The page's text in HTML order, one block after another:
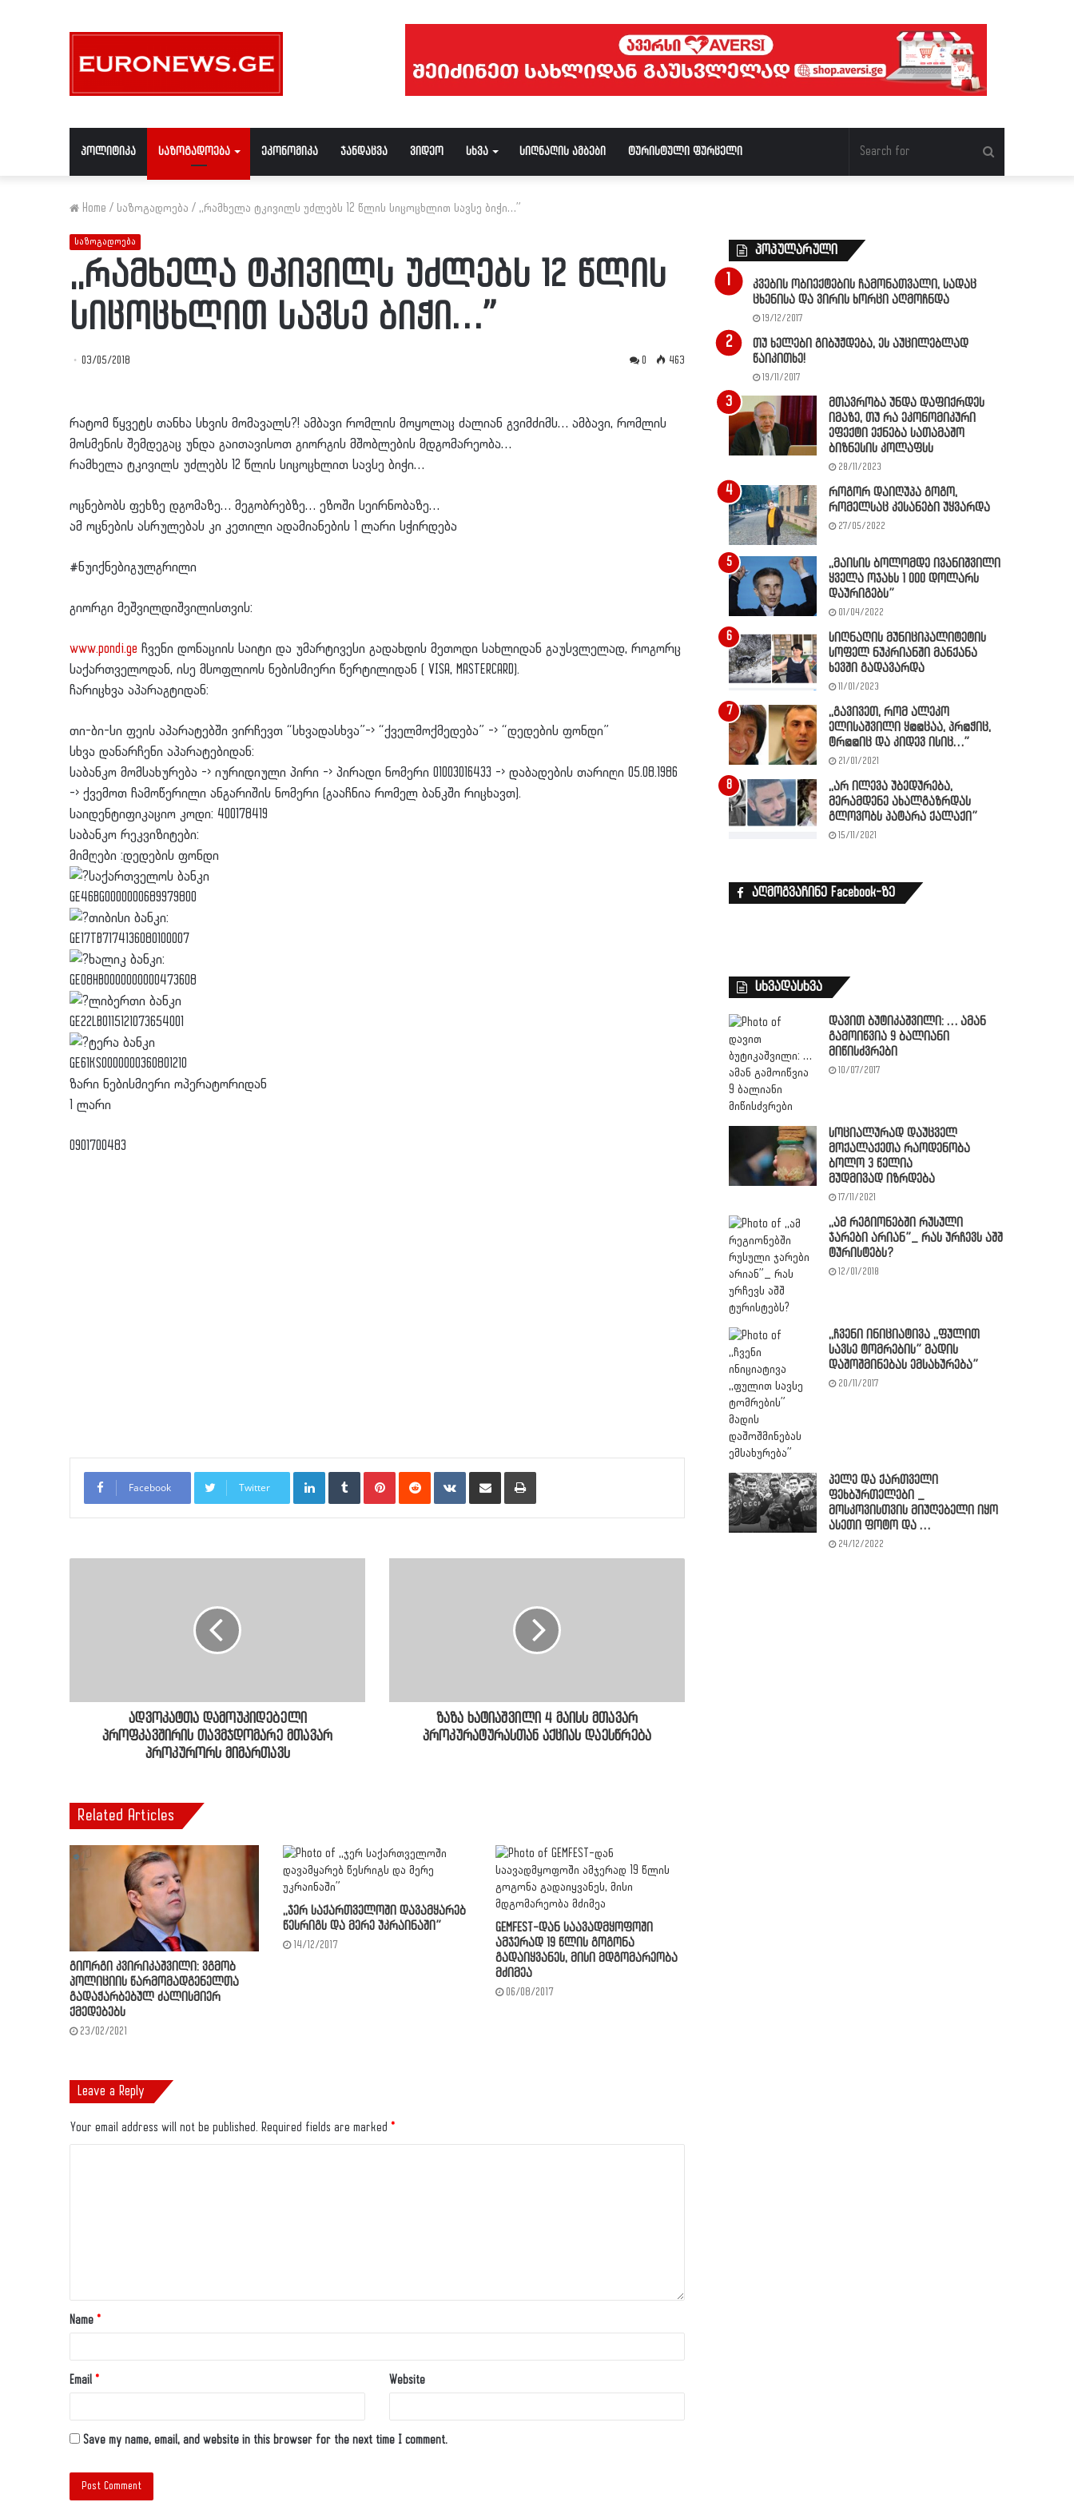
პოლიტიკა საზოგადოება ეკონომიკა ჯანდაცვა ვიდეო სხვა სიღნაღის ამბები ტურისტული ფურცელი
Home / საზოგადოება / ,,რამხელა ტკივილს უძლებს 12 წლის სიცოცხლით სავსე ბიჭი…”
საზოგადოება
,,რამხელა ტკივილს უძლებს 12 წლის
სიცოცხლით სავსე ბიჭი…”
03/05/2018 0 463
რატომ წყვეტს თანხა სხვის მომავალს?! ამბავი რომლის მოყოლაც ძალიან გვიმძიმს… ამბავი, რომლის
მოსმენის შემდეგაც უნდა გაითავისოთ გიორგის მშობლების მდგომარეობა…
რამხელა ტკივილს უძლებს 12 წლის სიცოცხლით სავსე ბიჭი…
ოცნებობს ფეხზე დგომაზე… მეგობრებზე… ეზოში სეირნობაზე…
ამ ოცნების ასრულებას კი კეთილი ადამიანების 1 ლარი სჭირდება
#ნუიქნებიგულგრილი
გიორგი მეშვილდიშვილისთვის:
www.pondi.ge ჩვენი დონაციის საიტი და უმარტივესი გადახდის მეთოდი სახლიდან გაუსვლელად, როგორც
საქართველოდან, ისე მსოფლიოს ნებისმიერი წერტილიდან ( VISA, MASTERCARD).
ჩარიცხვა აპარაგტიდან:
თი-ბი-სი ფეის აპარატებში ვირჩევთ “სხვადასხვა”-> “ქველმოქმედება” -> “დედების ფონდი”
სხვა დანარჩენი აპარატებიდან:
საბანკო მომსახურება -> იურიდიული პირი -> პირადი ნომერი 01003016433 -> დაბადების თარიღი 05.08.1986
-> ქვემოთ ჩამოწერილი ანგარიშის ნომერი (გააჩნია რომელ ბანკში რიცხავთ).
საიდენტიფიკაციო კოდი: 400178419
საბანკო რეკვიზიტები:
მიმღები :დედების ფონდი
საქართველოს ბანკი
GE46BG0000000689979800
თიბისი ბანკი:
GE17TB7174136080100007
ხალიკ ბანკი:
GE08HB0000000000473608
ლიბერთი ბანკი
GE22LB0115121073654001
ტერა ბანკი
GE61KS0000000360801210
ზარი ნებისმიერი ოპერატორიდან
1 ლარი
0901700483
Facebook Twitter
LinkedInTumblr PinterestReddit VKontakteShare via Email Print
ადვოკატთა დამოუკიდებელი
პროფკავშირის თავმჯდომარე მთავარ
პროკურორს მიმართავს
ზაზა ხატიაშვილი 4 მაისს მთავარ
პროკურატურასთან აქციას დაესწრება
Related Articles
გიორგი კვირიკაშვილი: ვგმობ
პოლიციის წარმომადგენელთა
გადაჭარბებულ ძალისმიერ
ქმედებებს
23/02/2021
,,ჯერ საქართველოში დავამყარებ
წესრიგს და მერე უკრაინაში”
14/12/2017
GEMFEST-დან საავადმყოფოში
ამჯერად 19 წლის გოგონა
გადაიყვანეს, მისი მდგომარეობა
მძიმეა
06/08/2017
Leave a Reply
Your email address will not be published. Required fields are marked *
Name *
Email * Website
Save my name, email, and website in this browser for the next time I comment.
პოპულარული
კვების ობიექტების ჩამონათვალი, სადაც
ცხენისა და ვირის ხორცი აღმოჩნდა
19/12/2017
თუ ხელები გიბუჟდება, ეს აუცილებლად
წაიკითხე!
19/11/2017
მთავრობა უნდა დაფიქრდეს
იმაზე, თუ რა ეკონომიკური
ეფექტი ექნება სათამაშო
ბიზნესის კოლაფსს
28/11/2023
როგორ დაიღუპა გოგო,
რომელსაც კესანები უყვარდა
27/05/2022
,,მაისის ბოლომდე ივანიშვილი
ყველა ოჯახს 1 000 დოლარს
დაურიგებს”
01/04/2022
სიღნაღის მუნიციპალიტეტის
სოფელ ნუკრიანში მანქანა
ხევში გადავარდა
11/01/2023
,,გავივეთ, რომ ალეკო
ელისაშვილი ყ@@ცაა, პრ@ჭიც,
ტრ@@იც და კიდევ ისიც…”
21/01/2021
,,არ ილევა უბედურება,
მერამდენე ახალგაზრდას
გლოვობს პატარა ქალაქი”
15/11/2021
აღმოგვაჩინე Facebook-ზე
სხვადასხვა
დავით ბუტიკაშვილი: … ამან
გამოიწვია 9 ბალიანი
მიწისძვრები
10/07/2017
სოციალურად დაუცველ
მოქალაქეთა რაოდენობა
ბოლო 3 წელია
მუდმივად იზრდება
17/11/2021
,,ამ რეგიონებში რუსული
ჯარები არიან”_ რას ურჩევს აშშ
ტურისტებს?
12/01/2018
,,ჩვენი ინიციატივა ,,ფულით
სავსე ტომრების” მადის
დაშოშმინებას ემსახურება”
20/11/2017
პელე და ქართველი
ფეხბურთელები _
მოსკოვისთვის მიუღებელი იყო
ასეთი ფოტო და …
24/12/2022